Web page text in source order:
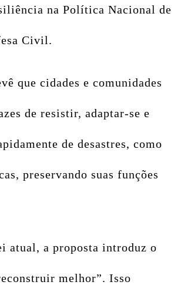
na Política Nacional de
Civil.
que cidades e comunidades
de resistir, adaptar-se e
de desastres, como
preservando suas funções
atual, a proposta introduz o
melhor”. Isso